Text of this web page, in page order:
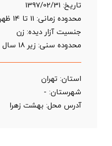
تاریخ: 1397/02/31
محدوده زمانی: 11 تا 14 ظهر
جنسیت آزار دیده: زن
محدوده سنی: زیر 18 سال
استان: تهران
شهرستان: -
آدرس محل: بهشت زهرا